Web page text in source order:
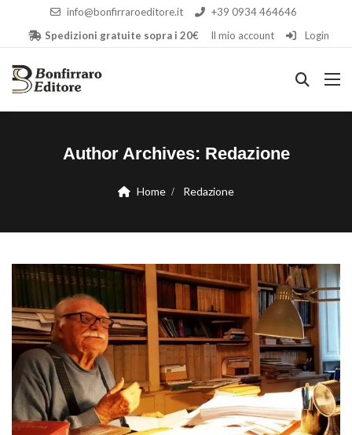
info@bonfirraroeditore.it
+39 0934 464646
Spedizioni gratuite sopra i 20€
Il mio account Login
Author Archives: Redazione
Home Redazione